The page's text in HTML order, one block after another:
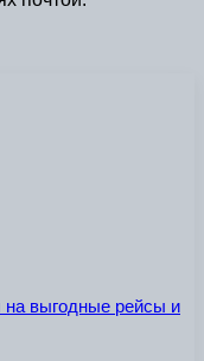
на выгодные рейсы и